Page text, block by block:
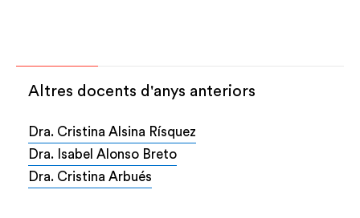
Altres docents d'anys anteriors
Dra. Cristina Alsina Rísquez
Dra. Isabel Alonso Breto
Dra. Cristina Arbués